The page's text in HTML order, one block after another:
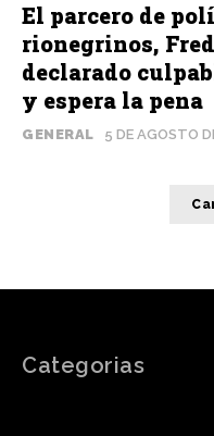
El parcero de
rionegrinos,
declarado
y espera la pena
GENERAL 5 DE AGOSTO
Categorias